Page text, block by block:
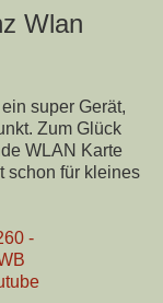
Wlan
super Gerät,
Zum Glück
WLAN Karte
schon für kleines
-